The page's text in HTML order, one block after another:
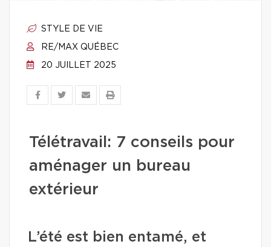
STYLE DE VIE
RE/MAX QUÉBEC
20 JUILLET 2025
Télétravail: 7 conseils pour
aménager un bureau
extérieur
L’été est bien entamé, et